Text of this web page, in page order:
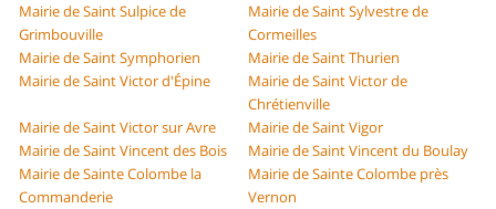
Mairie de Saint Sulpice de
Grimbouville
Mairie de Saint Sylvestre de
Cormeilles
Mairie de Saint Symphorien
Mairie de Saint Thurien
Mairie de Saint Victor d'Épine
Mairie de Saint Victor de
Chrétienville
Mairie de Saint Victor sur Avre
Mairie de Saint Vigor
Mairie de Saint Vincent des Bois
Mairie de Saint Vincent du Boulay
Mairie de Sainte Colombe la
Commanderie
Mairie de Sainte Colombe près
Vernon